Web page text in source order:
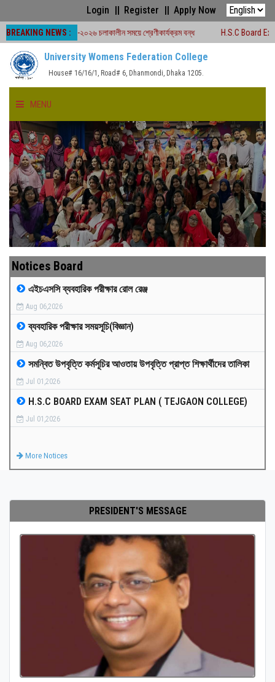
Login Register Apply Now
BREAKING NEWS :
পরীক্ষা -২০২৬ চলাকালীন সময়ে শ্রেণীকার্যক্রম বন্ধ H.S.C Board Exam Seat Plan
University Womens Federation College
House# 16/16/1, Road# 6, Dhanmondi, Dhaka 1205.
MENU
HOME
ABOUT US
FACULTIES
ACADEMICS
GALLERY
MEDIA
PAYMENT
CO-CURRICULUM
RESULTS
Notices Board
এইচএসসি ব্যবহারিক পরীক্ষার রোল রেঞ্জ
Aug 06,2026
ব্যবহারিক পরীক্ষার সময়সূচি(বিজ্ঞান)
Aug 06,2026
সমন্বিত উপবৃত্তি কর্মসূচির আওতায় উপবৃত্তি প্রাপ্ত শিক্ষার্থীদের তালিকা
Jul 01,2026
H.S.C BOARD EXAM SEAT PLAN ( TEJGAON COLLEGE)
Jul 01,2026
More Notices
PRESIDENT'S MESSAGE